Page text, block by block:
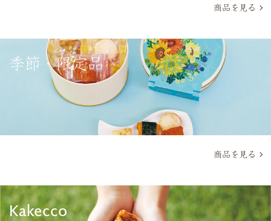
商品を見る
季節・限定品
商品を見る
Kakecco